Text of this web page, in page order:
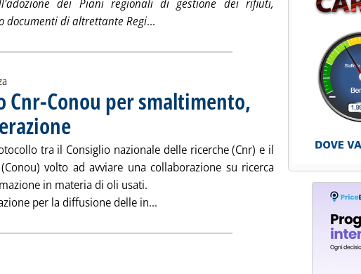
dei Piani regionali di gestione dei rifiuti,
documenti di altrettante Regi...
Cnr-Conou per smaltimento,
. Pubblicata martedì 03 giugno 2025 alle 13.23.
tra il Consiglio nazionale delle ricerche (Cnr) e il
volto ad avviare una collaborazione su ricerca
in materia di oli usati.
per la diffusione delle in... Leggi tutta la notizia: 'Oli usati: